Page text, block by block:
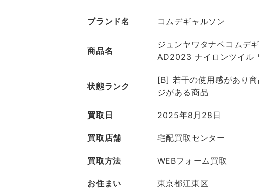
ブランド名 コムデギャルソン
商品名
ジュンヤワタナベコムデ
AD2023 ナイロンツイル
状態ランク
[B] 若干の使用感があり
ジがある商品
買取日 2025年8月28日
買取店舗 宅配買取センター
買取方法 WEBフォーム買取
お住まい 東京都江東区